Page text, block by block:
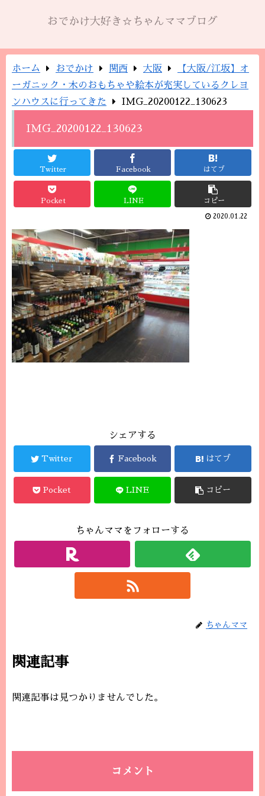
おでかけ大好き☆ちゃんママブログ
ホーム おでかけ 関西 大阪
【大阪/江坂】オ
ーガニック・木のおもちゃや絵本が充実しているクレヨ
ンハウスに行ってきた
IMG_20200122_130623
IMG_20200122_130623
Twitter Facebook はてブ
Pocket LINE コピー
2020.01.22
シェアする
Twitter Facebook はてブ
Pocket LINE コピー
ちゃんママをフォローする
ちゃんママ
関連記事
関連記事は見つかりませんでした。
コメント